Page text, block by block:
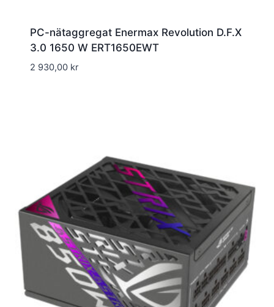
PC-nätaggregat Enermax Revolution D.F.X
3.0 1650 W ERT1650EWT
2 930,00 kr